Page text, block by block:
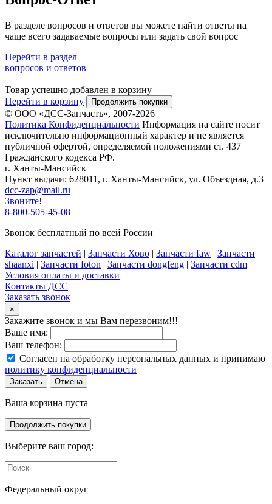
В разделе вопросов и ответов вы можете найти ответы на
чаще всего задаваемые вопросы или задать свой вопрос
Перейти в раздел
вопросов и ответов
Товар успешно добавлен в корзину
Перейти в корзину
Продолжить покупки
© ООО «ДСС-Запчасть», 2007-2026
Политика Конфиденциальности Информация на сайте носит
исключительно информационный характер и не является
публичной офертой, определяемой положениями ст. 437
Гражданского кодекса РФ.
г. Ханты-Мансийск
Пункт выдачи: 628011, г. Ханты-Мансийск, ул. Объездная, д.3
dcc-zap@mail.ru
Звоните!
8-800-505-45-08
Звонок бесплатный по всей России
Каталог запчастей | Запчасти Хово | Запчасти faw | Запчасти
shaanxi | Запчасти foton | Запчасти dongfeng | Запчасти cdm
Условия оплаты и доставки
Контакты ДСС
Заказать звонок
×
Закажите звонок и мы Вам перезвоним!!!
Ваше имя:
Ваш телефон:
Согласен на обработку персональных данных и принимаю
политику конфиденциальности
Заказать Отмена
Ваша корзина пуста
Продолжить покупки
Выберите ваш город:
Федеральный округ